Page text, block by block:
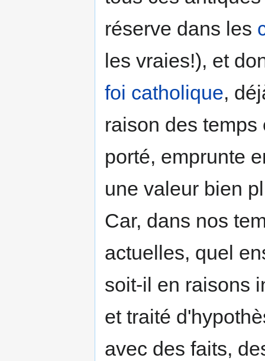
réserve dans les
les vraies!), et
foi catholique,
raison des
porté, emprunte
une valeur bien
Car, dans nos
actuelles, quel
soit-il en raisons
et traité
avec des faits,